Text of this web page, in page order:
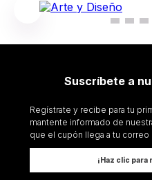
Suscríbete a
Regístrate y recibe para tu
mantente informado de
que el cupón llega a tu correo
¡Haz clic